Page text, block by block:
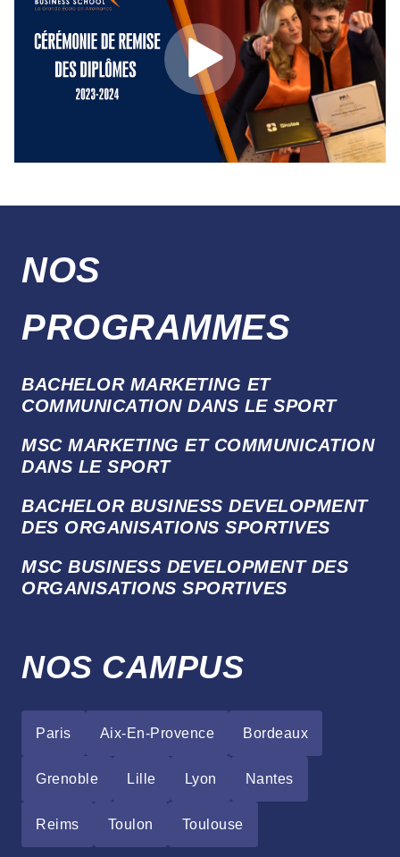
NOS
PROGRAMMES
BACHELOR MARKETING ET
COMMUNICATION DANS LE SPORT
MSC MARKETING ET COMMUNICATION
DANS LE SPORT
BACHELOR BUSINESS DEVELOPMENT
DES ORGANISATIONS SPORTIVES
MSC BUSINESS DEVELOPMENT DES
ORGANISATIONS SPORTIVES
NOS CAMPUS
Paris Aix-En-Provence Bordeaux
Grenoble Lille Lyon Nantes
Reims Toulon Toulouse